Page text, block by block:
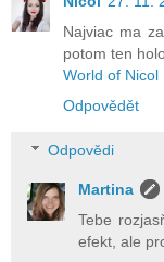
Najviac ma
potom ten
World of Nicol
Odpovědět
Odpovědi
Martina
Tebe
efekt, ale